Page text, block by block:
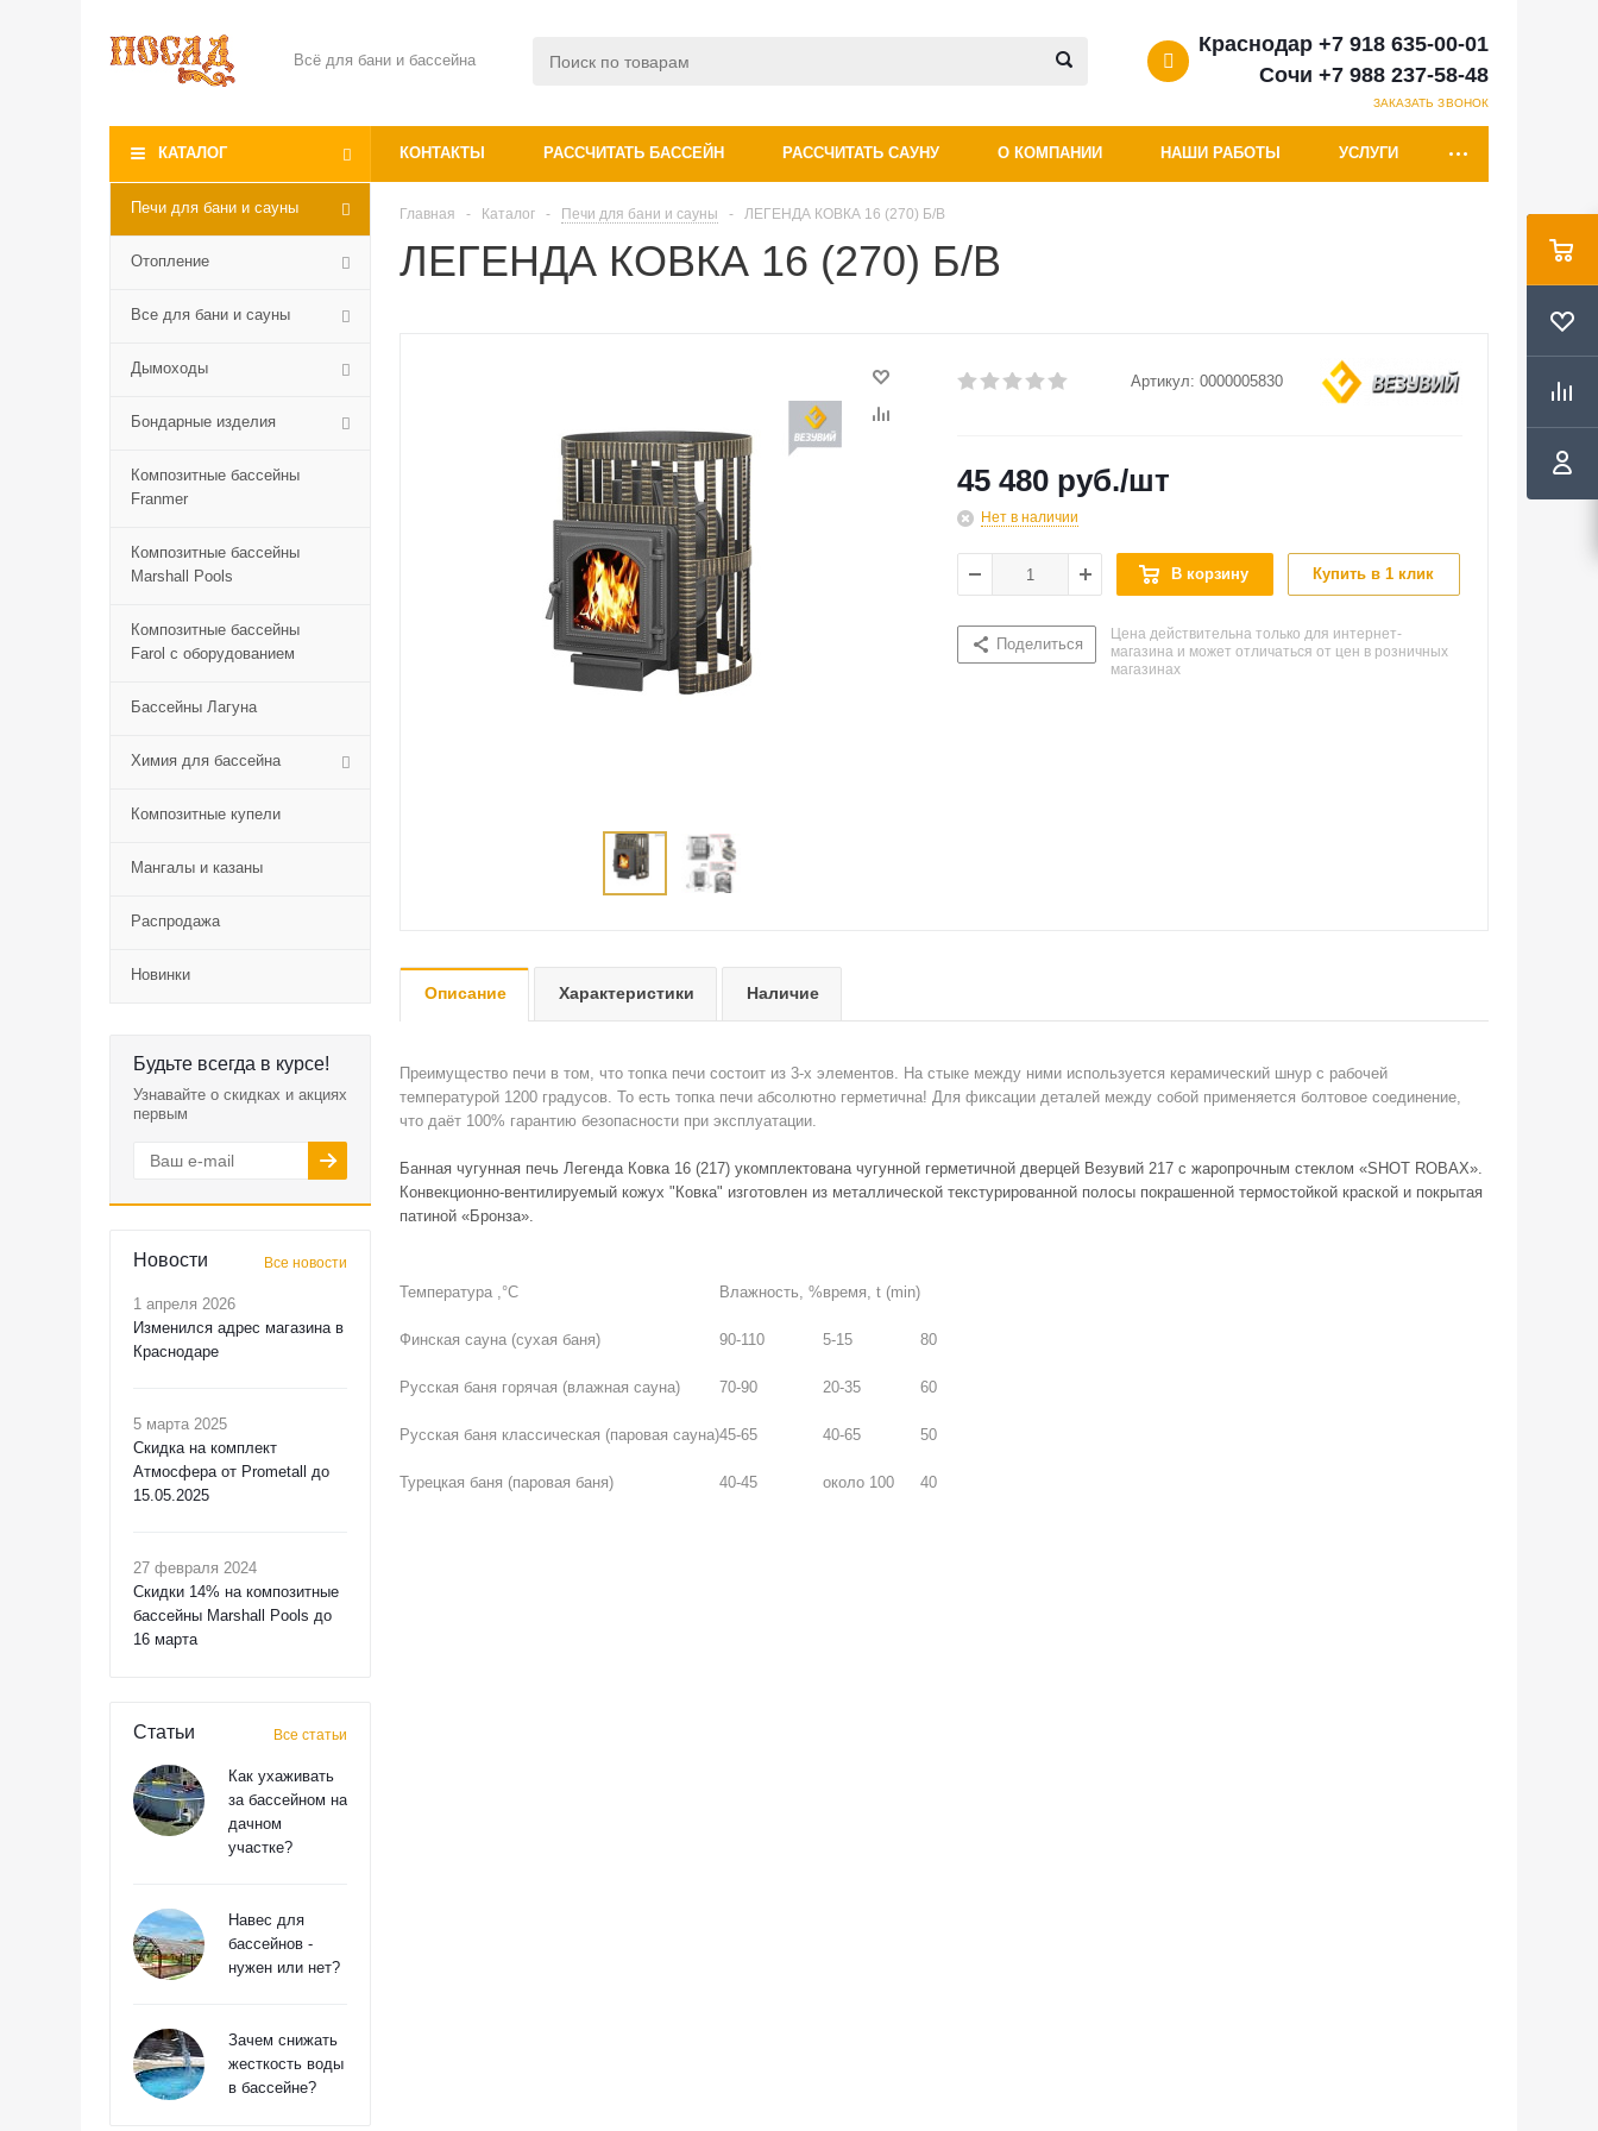
Всё для бани и бассейна
Краснодар +7 918 635-00-01
Сочи +7 988 237-58-48
ЗАКАЗАТЬ ЗВОНОК
КАТАЛОГ КОНТАКТЫ РАССЧИТАТЬ БАССЕЙН РАССЧИТАТЬ САУНУ О КОМПАНИИ НАШИ РАБОТЫ УСЛУГИ
Печи для бани и сауны
Отопление
Все для бани и сауны
Дымоходы
Бондарные изделия
Композитные бассейны
Franmer
Композитные бассейны
Marshall Pools
Композитные бассейны
Farol с оборудованием
Бассейны Лагуна
Химия для бассейна
Композитные купели
Мангалы и казаны
Распродажа
Новинки
Будьте всегда в курсе!
Узнавайте о скидках и акциях
первым
Новости Все новости
1 апреля 2026
Изменился адрес магазина в
Краснодаре
5 марта 2025
Скидка на комплект
Атмосфера от Prometall до
15.05.2025
27 февраля 2024
Скидки 14% на композитные
бассейны Marshall Pools до
16 марта
Статьи Все статьи
Как ухаживать
за бассейном на
дачном
участке?
Навес для
бассейнов -
нужен или нет?
Зачем снижать
жесткость воды
в бассейне?
Главная - Каталог - Печи для бани и сауны - ЛЕГЕНДА КОВКА 16 (270) Б/В
ЛЕГЕНДА КОВКА 16 (270) Б/В
Артикул: 0000005830
45 480 руб./шт
Нет в наличии
В корзину Купить в 1 клик
Поделиться
Цена действительна только для интернет-
магазина и может отличаться от цен в розничных
магазинах
Описание Характеристики Наличие
Преимущество печи в том, что топка печи состоит из 3-х элементов. На стыке между ними используется керамический шнур с рабочей
температурой 1200 градусов. То есть топка печи абсолютно герметична! Для фиксации деталей между собой применяется болтовое соединение,
что даёт 100% гарантию безопасности при эксплуатации.
Банная чугунная печь Легенда Ковка 16 (217) укомплектована чугунной герметичной дверцей Везувий 217 с жаропрочным стеклом «SHOT ROBAX».
Конвекционно-вентилируемый кожух "Ковка" изготовлен из металлической текстурированной полосы покрашенной термостойкой краской и покрытая
патиной «Бронза».
Температура ,°С Влажность, %время, t (min)
Финская сауна (сухая баня) 90-110 5-15 80
Русская баня горячая (влажная сауна) 70-90 20-35 60
Русская баня классическая (паровая сауна)45-65 40-65 50
Турецкая баня (паровая баня) 40-45 около 100 40